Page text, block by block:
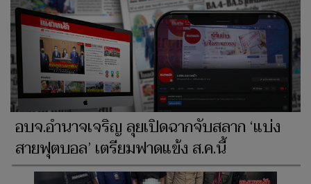
อบจ.อำนาจเจริญ ลุยเปิดฉากจับสลาก ‘แบ่ง
สายฟุตบอล’ เตรียมฟาดแข้ง ส.ค.นี้